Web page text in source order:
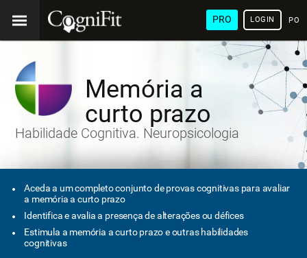
PRO LOGIN
Memória a
curto prazo
Habilidade Cognitiva. Neuropsicologia
Aceda a um completo conjunto de provas cognitivas para avaliar
a memória a curto prazo
Identifica e avalia a presença de alterações ou défices
Estimula a memória a curto prazo e outras habilidades
cognitivas